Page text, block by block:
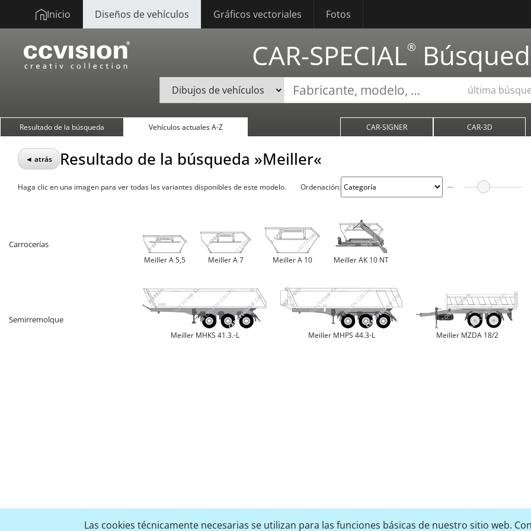
Las cookies técnicamente necesarias se utilizan para las funciones básicas de nuestro sitio web.
Inicio Diseños de vehículos Gráficos vectoriales Fotos
CAR-SPECIAL®
última
Resultado de la búsqueda Vehículos actuales A-Z CAR-SIGNER CAR-3D
◄ atrás Resultado de la búsqueda »Meiller«
Haga clic en una imagen para ver todas las variantes disponibles de este modelo. Ordenación:
Carrocerías
Meiller A 5,5 Meiller A 7 Meiller A 10 Meiller AK 10 NT
Semirremolque
Meiller MHKS 41.3.-L Meiller MHPS 44.3-L Meiller MZDA 18/2